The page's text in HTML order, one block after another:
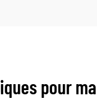
pour